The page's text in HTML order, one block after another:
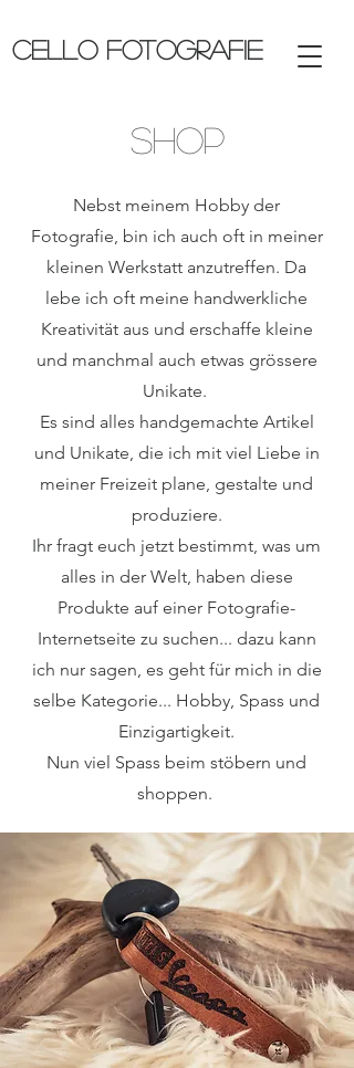
CELLO FOTOGRAFIE
Shop
Nebst meinem Hobby der
Fotografie, bin ich auch oft in meiner
kleinen Werkstatt anzutreffen. Da
lebe ich oft meine handwerkliche
Kreativität aus und erschaffe kleine
und manchmal auch etwas grössere
Unikate.
Es sind alles handgemachte Artikel
und Unikate, die ich mit viel Liebe in
meiner Freizeit plane, gestalte und
produziere.
Ihr fragt euch jetzt bestimmt, was um
alles in der Welt, haben diese
Produkte auf einer Fotografie-
Internetseite zu suchen... dazu kann
ich nur sagen, es geht für mich in die
selbe Kategorie... Hobby, Spass und
Einzigartigkeit.
Nun viel Spass beim stöbern und
shoppen.